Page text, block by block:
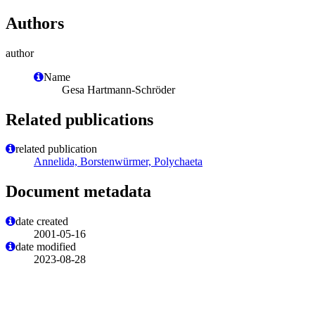
Authors
author
Name
Gesa Hartmann-Schröder
Related publications
related publication
Annelida, Borstenwürmer, Polychaeta
Document metadata
date created
2001-05-16
date modified
2023-08-28